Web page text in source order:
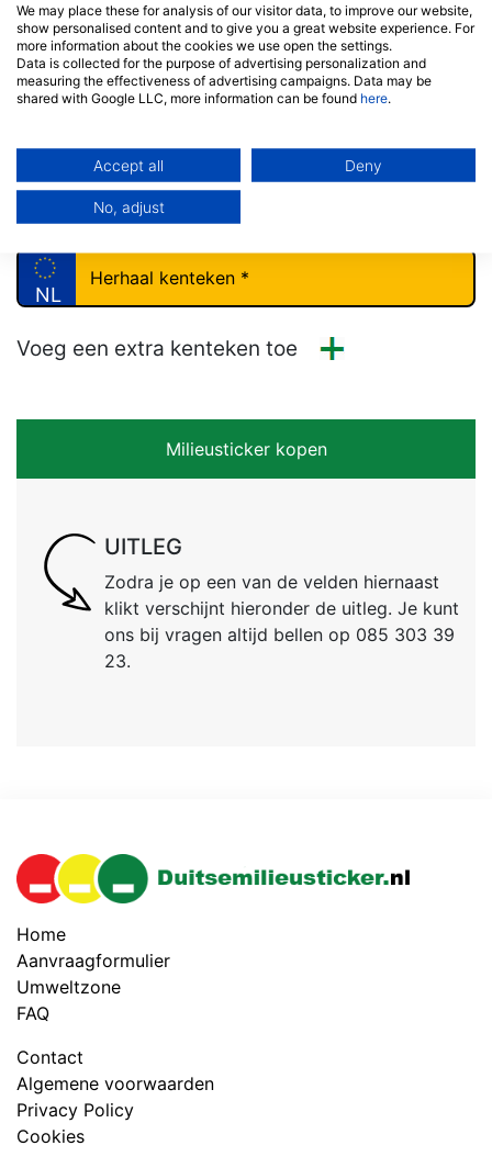
Land van registratie*
NL
NL
Voeg een extra kenteken toe
Milieusticker kopen
UITLEG
Zodra je op een van de velden hiernaast
klikt verschijnt hieronder de uitleg. Je kunt
ons bij vragen altijd bellen op 085 303 39
23.
Home
Aanvraagformulier
Umweltzone
FAQ
Contact
Algemene voorwaarden
Privacy Policy
Cookies
We may place these for analysis of our visitor data, to improve our website,
show personalised content and to give you a great website experience. For
more information about the cookies we use open the settings.
Data is collected for the purpose of advertising personalization and
measuring the effectiveness of advertising campaigns. Data may be
shared with Google LLC, more information can be found here.
Accept all Deny
No, adjust